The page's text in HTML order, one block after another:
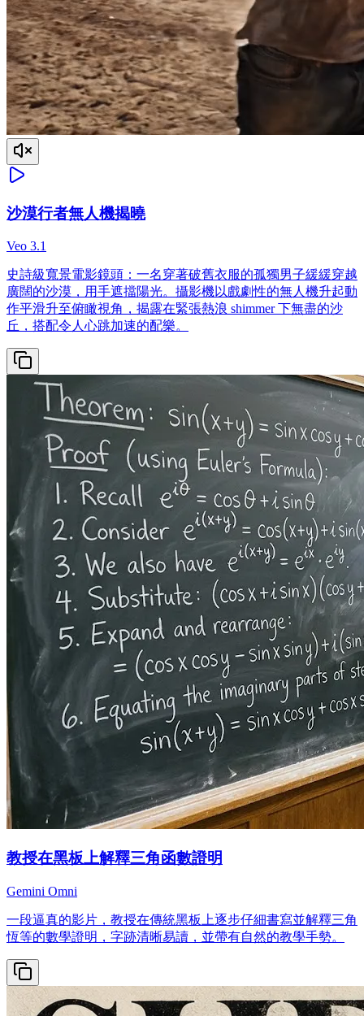
沙漠行者無人機揭曉
Veo 3.1
史詩級寬景電影鏡頭：一名穿著破舊衣服的孤獨男子緩緩穿越
廣闊的沙漠，用手遮擋陽光。攝影機以戲劇性的無人機升起動
作平滑升至俯瞰視角，揭露在緊張熱浪 shimmer 下無盡的沙
丘，搭配令人心跳加速的配樂。
教授在黑板上解釋三角函數證明
Gemini Omni
一段逼真的影片，教授在傳統黑板上逐步仔細書寫並解釋三角
恆等的數學證明，字跡清晰易讀，並帶有自然的教學手勢。